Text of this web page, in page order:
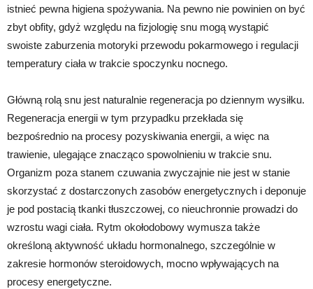
istnieć pewna higiena spożywania. Na pewno nie powinien on być
zbyt obfity, gdyż względu na fizjologię snu mogą wystąpić
swoiste zaburzenia motoryki przewodu pokarmowego i regulacji
temperatury ciała w trakcie spoczynku nocnego.
Główną rolą snu jest naturalnie regeneracja po dziennym wysiłku.
Regeneracja energii w tym przypadku przekłada się
bezpośrednio na procesy pozyskiwania energii, a więc na
trawienie, ulegające znacząco spowolnieniu w trakcie snu.
Organizm poza stanem czuwania zwyczajnie nie jest w stanie
skorzystać z dostarczonych zasobów energetycznych i deponuje
je pod postacią tkanki tłuszczowej, co nieuchronnie prowadzi do
wzrostu wagi ciała. Rytm okołodobowy wymusza także
określoną aktywność układu hormonalnego, szczególnie w
zakresie hormonów steroidowych, mocno wpływających na
procesy energetyczne.